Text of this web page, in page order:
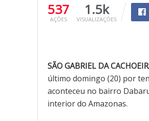
537
AÇÕES
1.5k
VISUALIZAÇÕES
SÃO GABRIEL DA
último domingo (20) por
aconteceu no bairro
interior do Amazonas.